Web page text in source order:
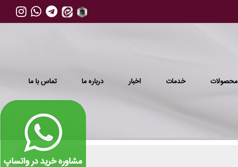
محصولات خدمات اخبار درباره ما تماس با ما